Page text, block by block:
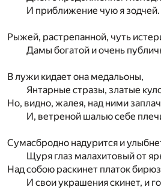
И приближение чую я зодчей.
Рыжей, растрепанной, чуть
Дамы богатой и очень
В лужи кидает она медальоны,
Янтарные стразы, златые
Но, видно, жалея, над ними
И, ветреной шалью себе
Сумасбродно надурится и
Щуря глаз малахитовый от
Над собою раскинет платок
И свои украшения скинет, и